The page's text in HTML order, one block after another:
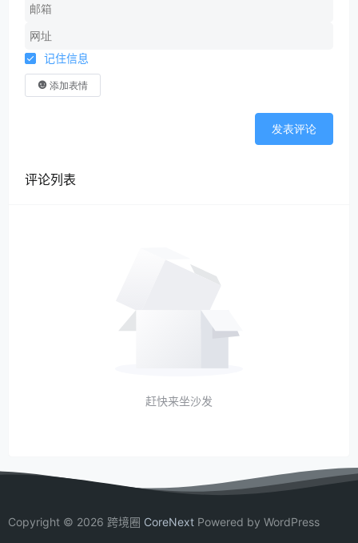
记住信息
添加表情
发表评论
评论列表
赶快来坐沙发
Copyright © 2026 跨境圈 CoreNext Powered by WordPress